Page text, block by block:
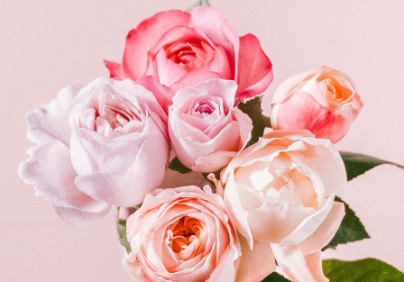
Q. 毎月自動でお花が届くサービスですか？
いいえ、毎月自動でお届けするサービスではありません。好
きな時に好きな花をご注文いただけます。
Q. 配送できないエリアはありますか？
ただいま沖縄・離島エリアへの配送には対応しておりませ
ん。ご了承ください。
Q. 配送日時は指定できますか？
お花をベストなタイミングで発送しているため、お届け日の
指定はできません。受け取り時間帯は、発送後にクロネコヤ
マトのアプリから変更可能です。
Q. 注文後にキャンセルできますか？
ご注文後一定時間内であればキャンセル可能です。